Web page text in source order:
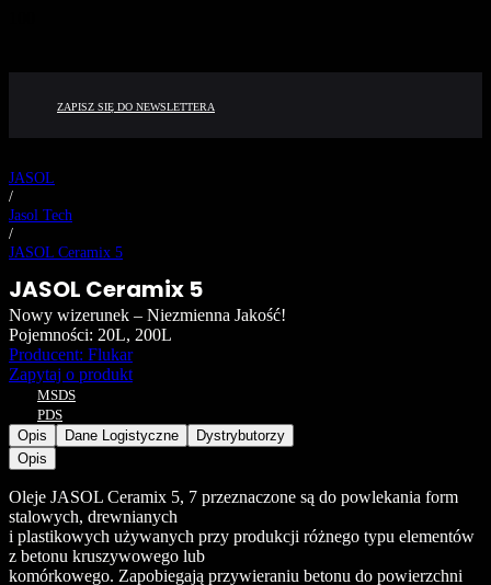
ZAPISZ SIĘ DO NEWSLETTERA
JASOL
/
Jasol Tech
/
JASOL Ceramix 5
JASOL Ceramix 5
Nowy wizerunek – Niezmienna Jakość!
Pojemności: 20L, 200L
Producent: Flukar
Zapytaj o produkt
MSDS
PDS
Opis
Dane Logistyczne
Dystrybutorzy
Opis
Oleje JASOL Ceramix 5, 7 przeznaczone są do powlekania form
stalowych, drewnianych
i plastikowych używanych przy produkcji różnego typu elementów
z betonu kruszywowego lub
komórkowego. Zapobiegają przywieraniu betonu do powierzchni